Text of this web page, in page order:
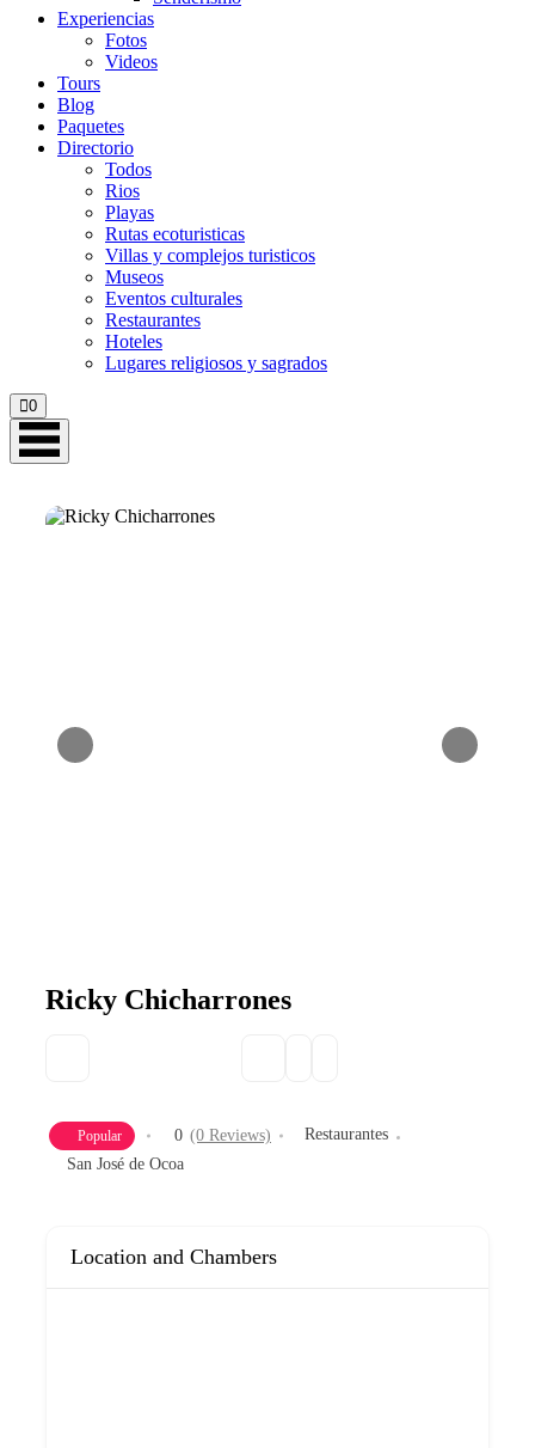
Experiencias
Fotos
Videos
Tours
Blog
Paquetes
Directorio
Todos
Rios
Playas
Rutas ecoturisticas
Villas y complejos turisticos
Museos
Eventos culturales
Restaurantes
Hoteles
Lugares religiosos y sagrados
0
Ricky Chicharrones
Popular 0 (0 Reviews)
Restaurantes
San José de Ocoa
Location and Chambers